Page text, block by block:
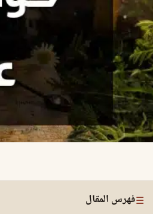
☰فهرس المقال